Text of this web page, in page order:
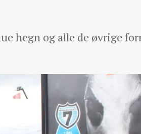
hegn og alle de øvrige